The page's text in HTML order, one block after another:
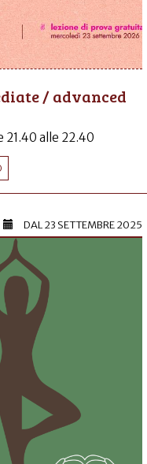
/ advanced
21.40 alle 22.40
DAL23 SETTEMBRE 2025